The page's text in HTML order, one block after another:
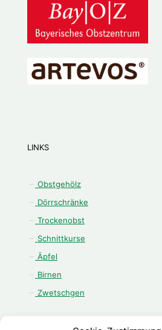
LINKS
Obstgehölz
Dörrschränke
Trockenobst
Schnittkurse
Äpfel
Birnen
Zwetschgen